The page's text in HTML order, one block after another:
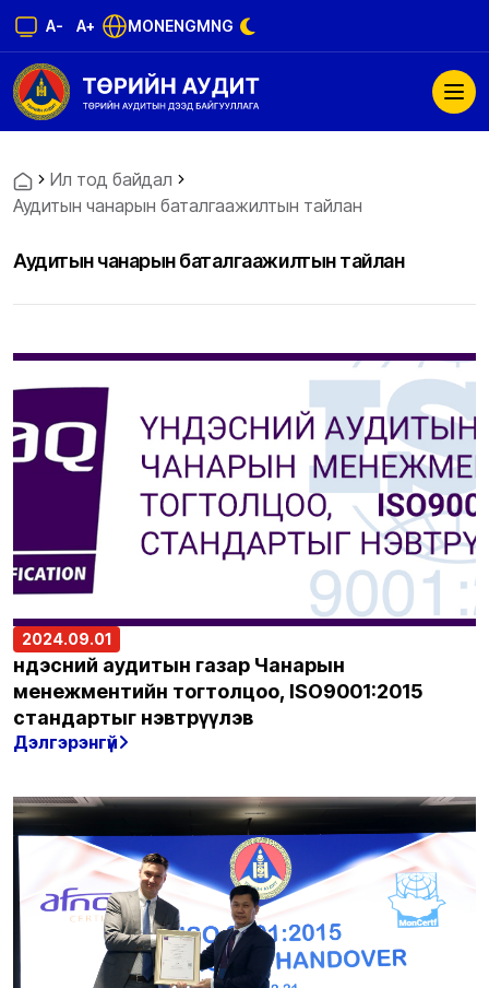
A- A+ MONENGMNG
Ил тод байдал
Аудитын чанарын баталгаажилтын тайлан
Аудитын чанарын баталгаажилтын тайлан
2024.09.01
Үндэсний аудитын газар Чанарын
менежментийн тогтолцоо, ISO9001:2015
стандартыг нэвтрүүлэв
Дэлгэрэнгүй